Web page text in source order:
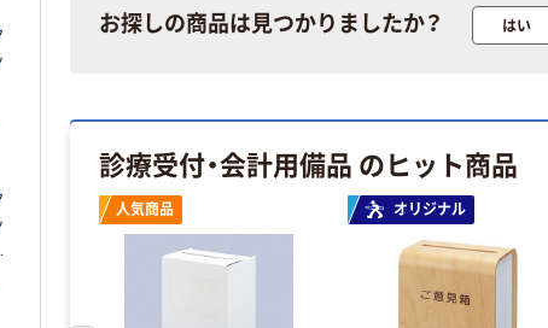
お探しの商品は見つかりましたか？ はい
診療受付・会計用備品 のヒット商品
人気商品 オリジナル
（税込）
ヨダプロダクツ
￥1,790 （税込）
￥3,298~